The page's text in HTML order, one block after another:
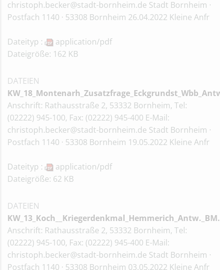
christoph.becker@stadt-bornheim.de Stadt Bornheim ·
Postfach 1140 · 53308 Bornheim 26.04.2022 Kleine Anfr
Dateityp :
application/pdf
Dateigröße: 162 KB
DATEIEN
Anschrift: Rathausstraße 2, 53332 Bornheim, Tel:
(02222) 945-100, Fax: (02222) 945-400 E-Mail:
christoph.becker@stadt-bornheim.de Stadt Bornheim ·
Postfach 1140 · 53308 Bornheim 19.05.2022 Kleine Anfr
Dateityp :
application/pdf
Dateigröße: 62 KB
DATEIEN
Anschrift: Rathausstraße 2, 53332 Bornheim, Tel:
(02222) 945-100, Fax: (02222) 945-400 E-Mail:
christoph.becker@stadt-bornheim.de Stadt Bornheim ·
Postfach 1140 · 53308 Bornheim 03.05.2022 Kleine Anfr